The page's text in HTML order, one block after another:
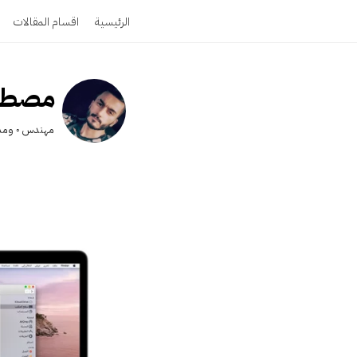
الرئيسية اقسام المقالات
مهندس ◦